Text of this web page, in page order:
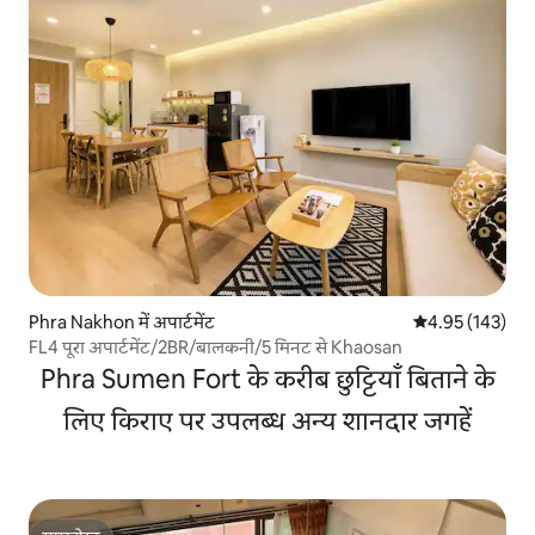
Phra Nakhon में अपार्टमेंट औसत रेटिंग 5 में से
4.95 (143)
FL4 पूरा अपार्टमेंट/2BR/बालकनी/5 मिनट से Khaosan
Phra Sumen Fort के करीब छुट्टियाँ बिताने के
लिए किराए पर उपलब्ध अन्य शानदार जगहें